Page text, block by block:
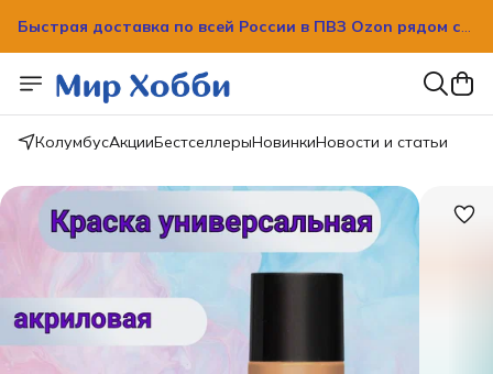
Быстрая доставка по всей России в ПВЗ Ozon рядом с
Быстрая доставка по всей России в ПВЗ Ozon рядом с
вашим домом!
КолумбусАкцииБестселлерыНовинкиНовости и статьи